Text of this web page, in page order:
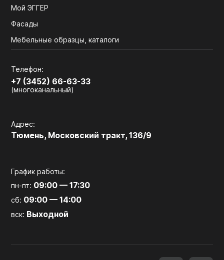
Мой ЭГГЕР
Фасады
Мебельные образцы, каталоги
Телефон:
+7 (3452) 66-63-33
(многоканальный)
Адрес:
Тюмень, Московский тракт, 136/9
График работы:
пн-пт: 09:00 — 17:30
сб: 09:00 — 14:00
вск: Выходной